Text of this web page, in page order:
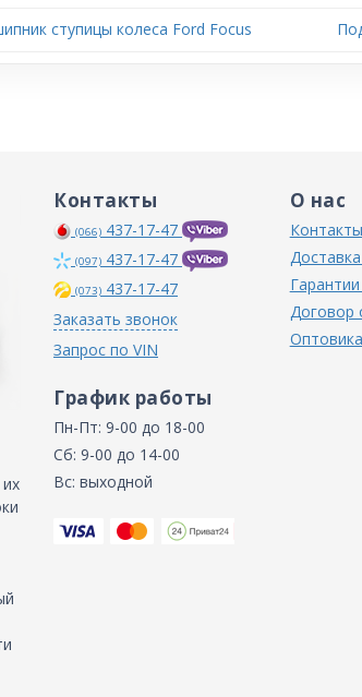
ступицы колеса Ford Focus
Контакты
(066) 437-17-47
(097) 437-17-47
(073) 437-17-47
Заказать звонок
Запрос по VIN
График работы
Пн-Пт: 9-00 до 18-00
Сб: 9-00 до 14-00
Вс: выходной
О нас
Контакты
Договор